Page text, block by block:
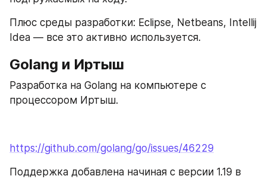
Плюс среды разработки: Eclipse, Netbeans, Intellij
Idea — все это активно используется.
Golang и Иртыш
Разработка на Golang на компьютере с
процессором Иртыш.
https://github.com/golang/go/issues/46229
Поддержка добавлена начиная с версии 1.19 в